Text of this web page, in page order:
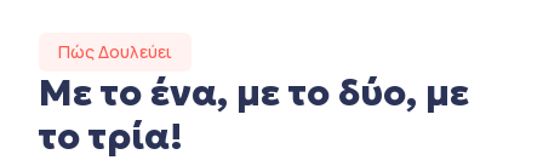
Πώς Δουλεύει
Με το ένα, με το δύο, με
το τρία!